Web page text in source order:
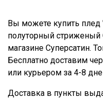
Вы можете купить
полуторный стриженый
магазине Суперсатин.
Бесплатно доставим
или курьером за 4-8
Доставка в пункты